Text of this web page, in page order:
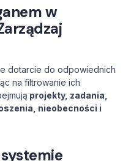
w
dotarcie do odpowiednich
na filtrowanie ich
projekty, zadania,
nieobecności i